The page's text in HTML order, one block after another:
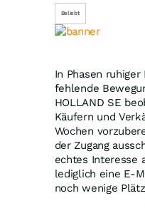
Beliebt
In Phasen
fehlende
HOLLAND SE
Käufern und
Wochen
der Zugang
echtes Interesse
lediglich eine E-
noch wenige